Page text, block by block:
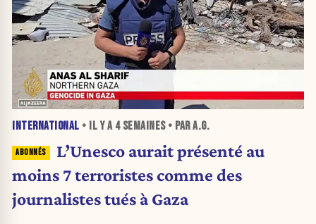
INTERNATIONAL • IL Y A 4 SEMAINES• PAR A.G.
L’Unesco aurait présenté au
moins 7 terroristes comme des
journalistes tués à Gaza